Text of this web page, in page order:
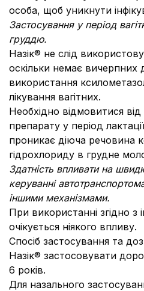
особа, щоб уникнути
Застосування у період
груддю.
Назік® не слід
оскільки немає вичерпних
використання
лікування вагітних.
Необхідно відмовитися
препарату у період
проникає діюча речовина
гідрохлориду в грудне
Здатність впливати на
керуванні
іншими механізмами.
При використанні згідно з
очікується ніякого впливу.
Спосіб застосування та
Назік® застосовувати
6 років.
Для назального